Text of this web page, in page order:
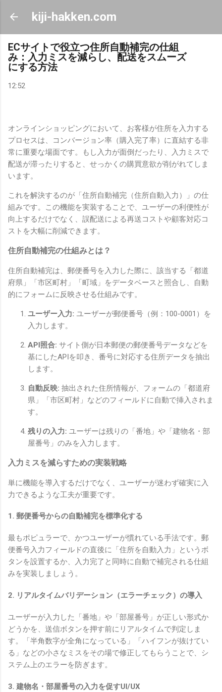
スキップしてメイン コンテンツに移動
kiji-hakken.com
ECサイトで役立つ住所自動補完の仕組
み：入力ミスを減らし、配送をスムーズ
にする方法
12:52
オンラインショッピングにおいて、お客様が住所を入力する
プロセスは、コンバージョン率（購入完了率）に直結する非
常に重要な場面です。もし入力が面倒だったり、入力ミスで
配送が滞ったりすると、せっかくの購買意欲が削がれてしま
います。
これを解決するのが「住所自動補完（住所自動入力）」の仕
組みです。この機能を実装することで、ユーザーの利便性が
向上するだけでなく、誤配送による再送コストや顧客対応コ
ストを大幅に削減できます。
住所自動補完の仕組みとは？
住所自動補完は、郵便番号を入力した際に、該当する「都道
府県」「市区町村」「町域」をデータベースと照合し、自動
的にフォームに反映させる仕組みです。
ユーザー入力: ユーザーが郵便番号（例：100-0001）を
入力します。
API照合: サイト側が日本郵便の郵便番号データなどを
基にしたAPIを叩き、番号に対応する住所データを抽出
します。
自動反映: 抽出された住所情報が、フォームの「都道府
県」「市区町村」などのフィールドに自動で挿入されま
す。
残りの入力: ユーザーは残りの「番地」や「建物名・部
屋番号」のみを入力します。
入力ミスを減らすための実装戦略
単に機能を導入するだけでなく、ユーザーが迷わず確実に入
力できるような工夫が重要です。
1. 郵便番号からの自動補完を標準化する
最もポピュラーで、かつユーザーが慣れている手法です。郵
便番号入力フィールドの直後に「住所を自動入力」というボ
タンを設置するか、入力完了と同時に自動で補完される仕組
みを実装しましょう。
2. リアルタイムバリデーション（エラーチェック）の導入
ユーザーが入力した「番地」や「部屋番号」が正しい形式か
どうかを、送信ボタンを押す前にリアルタイムで判定しま
す。「半角数字が全角になっている」「ハイフンが抜けてい
る」などの小さなミスをその場で修正してもらうことで、シ
ステム上のエラーを防ぎます。
3. 建物名・部屋番号の入力を促すUI/UX